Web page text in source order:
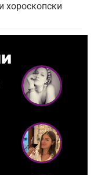
хороскопски